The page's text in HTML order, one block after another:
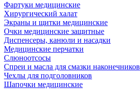
Фартуки медицинские
Хирургический халат
Экраны и щитки медицинские
Очки медицинские защитные
Диспенсеры, канюли и насадки
Медицинские перчатки
Слюноотсосы
Спреи и масла для смазки наконечников
Чехлы для подголовников
Шапочки медицинские